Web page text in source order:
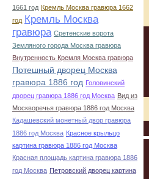
1661 год Кремль Москва гравюра 1662
год Кремль Москва
гравюра Сретенские ворота
Земляного города Москва гравюра
Внутренность Кремля Москва гравюра
Потешный дворец Москва
гравюра 1886 год Головинский
дворец гравюра 1886 год Москва Вид из
Москворечья гравюра 1886 год Москва
Кадашевский монетный двор гравюра
1886 год Москва Красное крыльцо
картина гравюра 1886 год Москва
Красная площадь картина гравюра 1886
год Москва Петровский дворец картина